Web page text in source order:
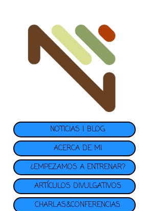
NOTICIAS | BLOG
ACERCA DE MI
¿EMPEZAMOS A ENTRENAR?
ARTÍCULOS DIVULGATIVOS
CHARLAS&CONFERENCIAS